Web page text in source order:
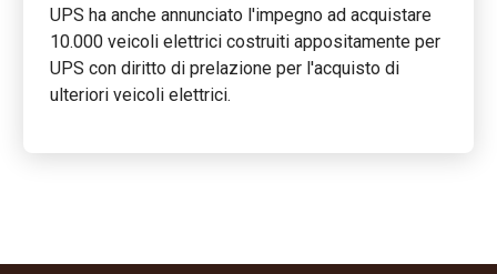
UPS ha anche annunciato l'impegno ad acquistare
10.000 veicoli elettrici costruiti appositamente per
UPS con diritto di prelazione per l'acquisto di
ulteriori veicoli elettrici.